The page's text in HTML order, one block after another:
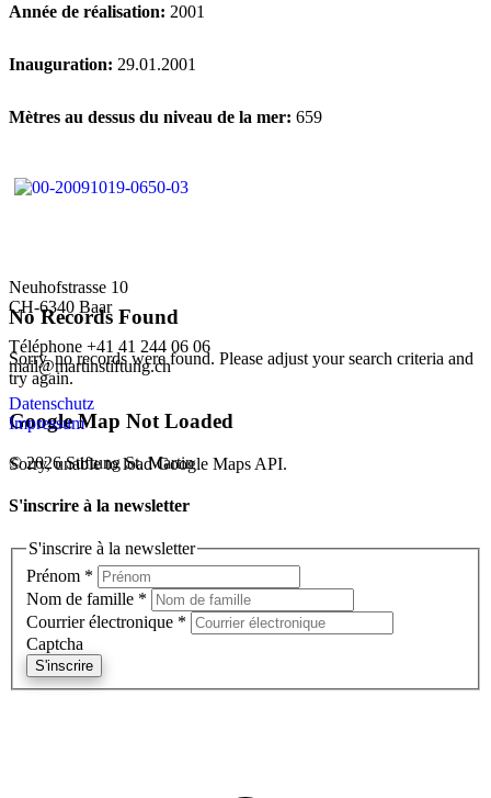
No Records Found
Sorry, no records were found. Please adjust your search criteria and
try again.
Google Map Not Loaded
Sorry, unable to load Google Maps API.
Année de réalisation: 2001
Inauguration: 29.01.2001
Mètres au dessus du niveau de la mer: 659
Neuhofstrasse 10
CH-6340 Baar
Téléphone +41 41 244 06 06
mail@martinstiftung.ch
Datenschutz
Impressum
© 2026 Stiftung St. Martin
S'inscrire à la newsletter
S'inscrire à la newsletter
Prénom *
Nom de famille *
Courrier électronique *
Captcha
S'inscrire